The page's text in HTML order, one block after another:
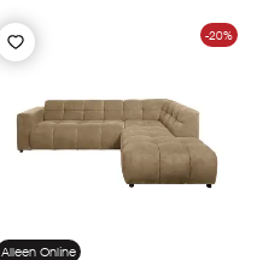
-20%
Alleen Online